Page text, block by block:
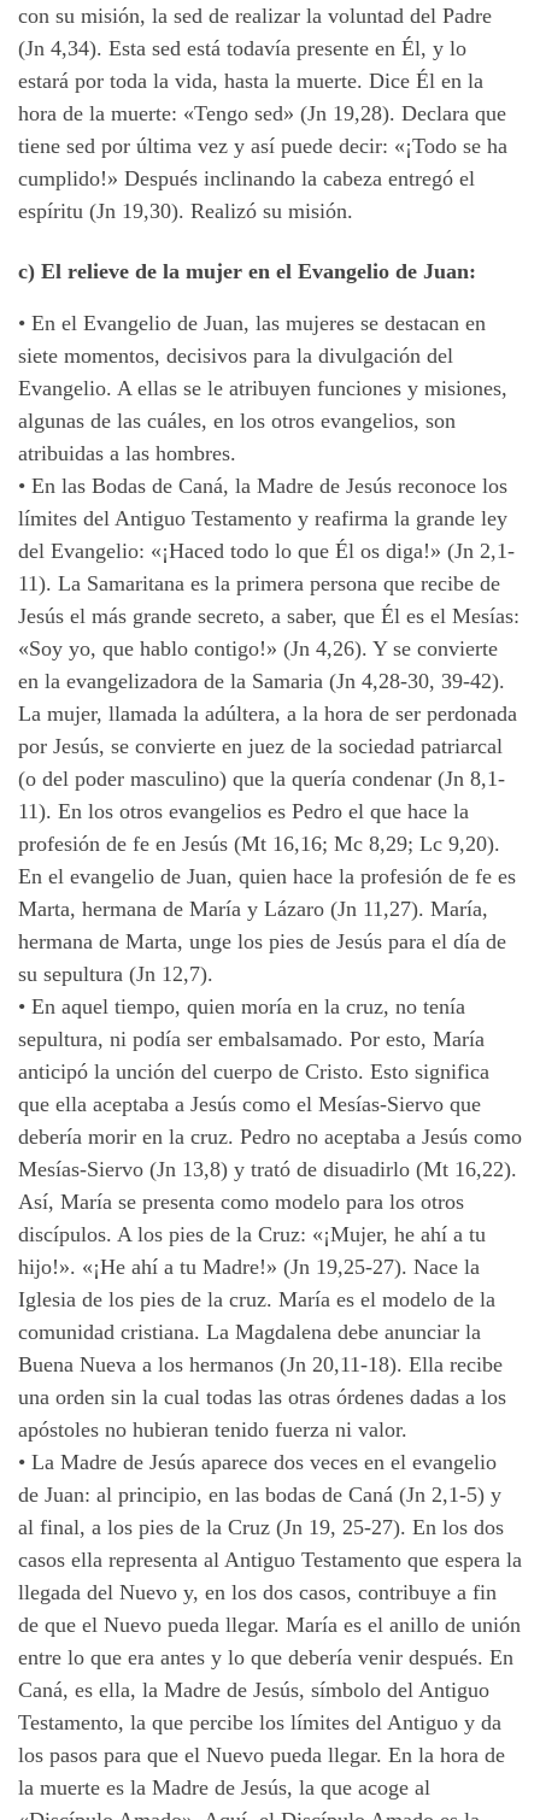
con su misión, la sed de realizar la voluntad del Padre
(Jn 4,34). Esta sed está todavía presente en Él, y lo
estará por toda la vida, hasta la muerte. Dice Él en la
hora de la muerte: «Tengo sed» (Jn 19,28). Declara que
tiene sed por última vez y así puede decir: «¡Todo se ha
cumplido!» Después inclinando la cabeza entregó el
espíritu (Jn 19,30). Realizó su misión.
c) El relieve de la mujer en el Evangelio de Juan:
• En el Evangelio de Juan, las mujeres se destacan en
siete momentos, decisivos para la divulgación del
Evangelio. A ellas se le atribuyen funciones y misiones,
algunas de las cuáles, en los otros evangelios, son
atribuidas a las hombres.
• En las Bodas de Caná, la Madre de Jesús reconoce los
límites del Antiguo Testamento y reafirma la grande ley
del Evangelio: «¡Haced todo lo que Él os diga!» (Jn 2,1-
11). La Samaritana es la primera persona que recibe de
Jesús el más grande secreto, a saber, que Él es el Mesías:
«Soy yo, que hablo contigo!» (Jn 4,26). Y se convierte
en la evangelizadora de la Samaria (Jn 4,28-30, 39-42).
La mujer, llamada la adúltera, a la hora de ser perdonada
por Jesús, se convierte en juez de la sociedad patriarcal
(o del poder masculino) que la quería condenar (Jn 8,1-
11). En los otros evangelios es Pedro el que hace la
profesión de fe en Jesús (Mt 16,16; Mc 8,29; Lc 9,20).
En el evangelio de Juan, quien hace la profesión de fe es
Marta, hermana de María y Lázaro (Jn 11,27). María,
hermana de Marta, unge los pies de Jesús para el día de
su sepultura (Jn 12,7).
• En aquel tiempo, quien moría en la cruz, no tenía
sepultura, ni podía ser embalsamado. Por esto, María
anticipó la unción del cuerpo de Cristo. Esto significa
que ella aceptaba a Jesús como el Mesías-Siervo que
debería morir en la cruz. Pedro no aceptaba a Jesús como
Mesías-Siervo (Jn 13,8) y trató de disuadirlo (Mt 16,22).
Así, María se presenta como modelo para los otros
discípulos. A los pies de la Cruz: «¡Mujer, he ahí a tu
hijo!». «¡He ahí a tu Madre!» (Jn 19,25-27). Nace la
Iglesia de los pies de la cruz. María es el modelo de la
comunidad cristiana. La Magdalena debe anunciar la
Buena Nueva a los hermanos (Jn 20,11-18). Ella recibe
una orden sin la cual todas las otras órdenes dadas a los
apóstoles no hubieran tenido fuerza ni valor.
• La Madre de Jesús aparece dos veces en el evangelio
de Juan: al principio, en las bodas de Caná (Jn 2,1-5) y
al final, a los pies de la Cruz (Jn 19, 25-27). En los dos
casos ella representa al Antiguo Testamento que espera la
llegada del Nuevo y, en los dos casos, contribuye a fin
de que el Nuevo pueda llegar. María es el anillo de unión
entre lo que era antes y lo que debería venir después. En
Caná, es ella, la Madre de Jesús, símbolo del Antiguo
Testamento, la que percibe los límites del Antiguo y da
los pasos para que el Nuevo pueda llegar. En la hora de
la muerte es la Madre de Jesús, la que acoge al